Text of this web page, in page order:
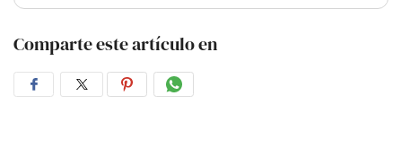
Comparte este artículo en
CompartirCompartirCompartirCompartir